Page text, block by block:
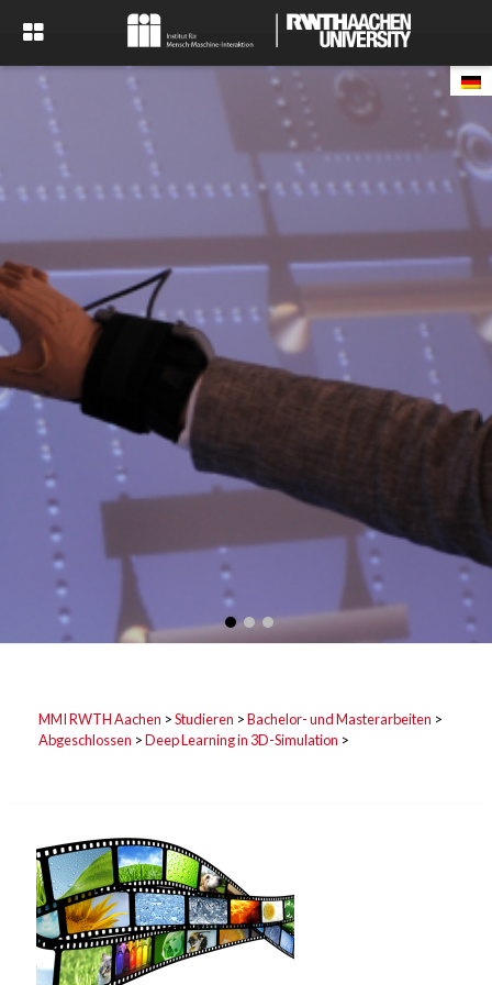
MMI RWTH Aachen >Studieren >Bachelor- und Masterarbeiten >
Abgeschlossen >Deep Learning in 3D-Simulation >